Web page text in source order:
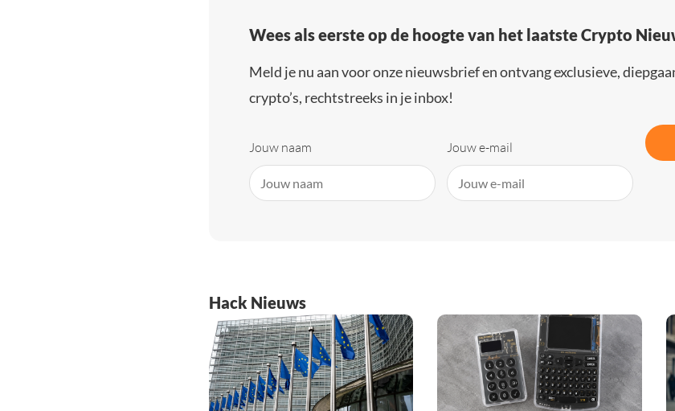
Wees als eerste op de hoogte van het laatste Crypto
Meld je nu aan voor onze nieuwsbrief en ontvang exclusieve,
crypto’s, rechtstreeks in je inbox!
Jouw naam Jouw e-mail
Hack Nieuws